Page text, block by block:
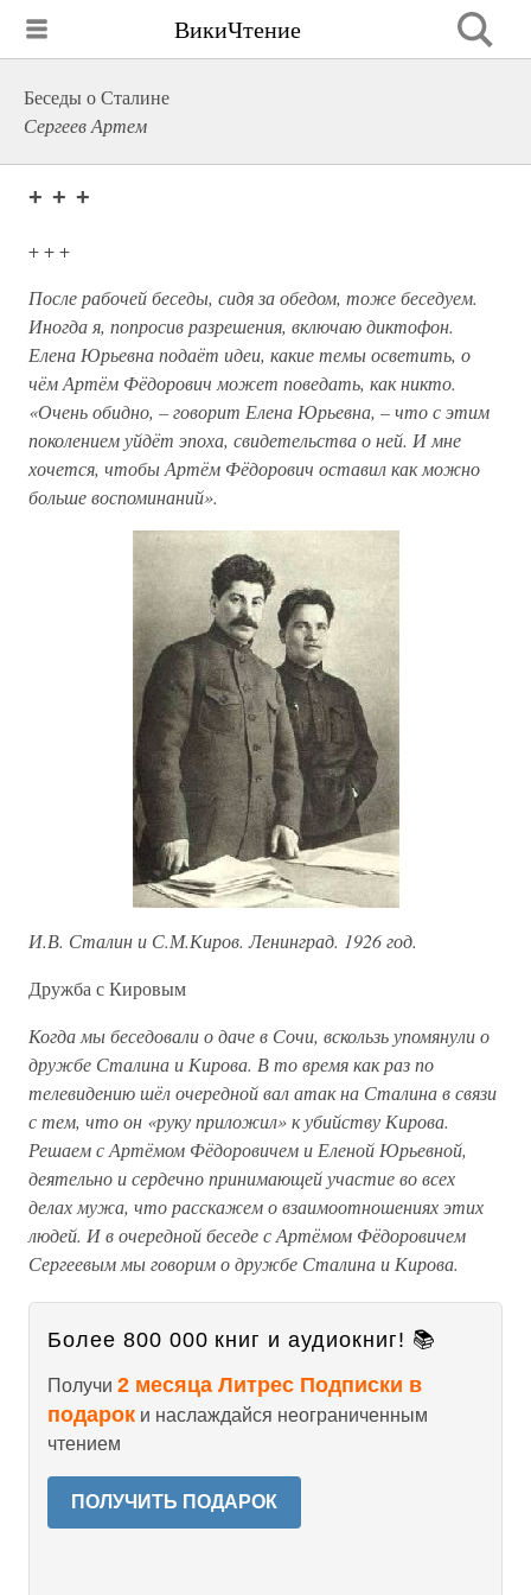
ВикиЧтение
Беседы о Сталине
Сергеев Артем
+ + +
+ + +
После рабочей беседы, сидя за обедом, тоже беседуем.
Иногда я, попросив разрешения, включаю диктофон.
Елена Юрьевна подаёт идеи, какие темы осветить, о
чём Артём Фёдорович может поведать, как никто.
«Очень обидно, – говорит Елена Юрьевна, – что с этим
поколением уйдёт эпоха, свидетельства о ней. И мне
хочется, чтобы Артём Фёдорович оставил как можно
больше воспоминаний».
И.В. Сталин и С.М.Киров. Ленинград. 1926 год.
Дружба с Кировым
Когда мы беседовали о даче в Сочи, вскользь упомянули о
дружбе Сталина и Кирова. В то время как раз по
телевидению шёл очередной вал атак на Сталина в связи
с тем, что он «руку приложил» к убийству Кирова.
Решаем с Артёмом Фёдоровичем и Еленой Юрьевной,
деятельно и сердечно принимающей участие во всех
делах мужа, что расскажем о взаимоотношениях этих
людей. И в очередной беседе с Артёмом Фёдоровичем
Сергеевым мы говорим о дружбе Сталина и Кирова.
Более 800 000 книг и аудиокниг! 📚
Получи 2 месяца Литрес Подписки в
подарок и наслаждайся неограниченным
чтением
ПОЛУЧИТЬ ПОДАРОК